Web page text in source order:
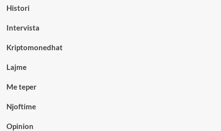
Histori
Intervista
Kriptomonedhat
Lajme
Me teper
Njoftime
Opinion